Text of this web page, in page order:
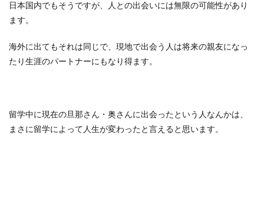
日本国内でもそうですが、人との出会いには無限の可能性があり
ます。
海外に出てもそれは同じで、現地で出会う人は将来の親友になっ
たり生涯のパートナーにもなり得ます。
留学中に現在の旦那さん・奥さんに出会ったという人なんかは、
まさに留学によって人生が変わったと言えると思います。